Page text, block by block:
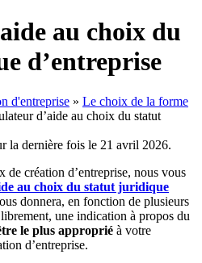
au choix du
d’entreprise
d'entreprise » Le choix de la forme
d’aide au choix du statut
la dernière fois le 21 avril 2026.
de création d’entreprise, nous vous
au choix du statut juridique
donnera, en fonction de plusieurs
une indication à propos du
le plus approprié à votre
d’entreprise.